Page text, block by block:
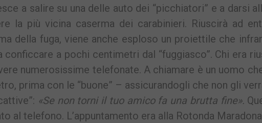
a salire su una delle auto dei “picchiatori” e a darsi
la più vicina caserma dei carabinieri. Riuscirà ad
della fuga, viene anche esploso un proiettile che
conficcare a pochi centimetri dal “fuggiasco”. Chi era
numerosissime telefonate. A chiamare è un uomo
prima con le “buone” – assicurandogli che non gli
«Se non torni il tuo amico fa una brutta fine».
al telefono. L’appuntamento era alla Rotonda